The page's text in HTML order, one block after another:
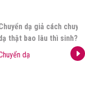
thông tin mẹ nên biết
cơn đau chuyển dạ giả
dạ